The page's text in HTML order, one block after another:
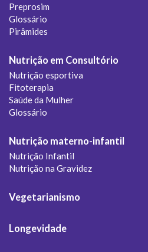
Preprosim
Glossário
Pirâmides
Nutrição em Consultório
Nutrição esportiva
Fitoterapia
Saúde da Mulher
Glossário
Nutrição materno-infantil
Nutrição Infantil
Nutrição na Gravidez
Vegetarianismo
Longevidade